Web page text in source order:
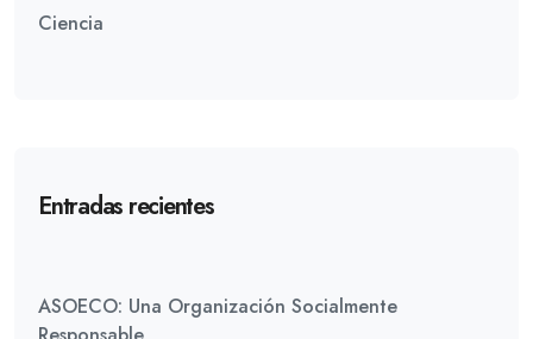
Ciencia
Entradas recientes
ASOECO: Una Organización Socialmente